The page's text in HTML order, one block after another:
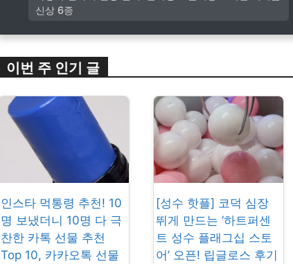
신상 6종
이번 주 인기 글
인스타 먹통령 추천! 10
명 보냈더니 10명 다 극
찬한 카톡 선물 추천
Top 10, 카카오톡 선물
[성수 핫플] 코덕 심장
뛰게 만드는 ‘하트퍼센
트 성수 플래그십 스토
어’ 오픈! 립글로스 후기